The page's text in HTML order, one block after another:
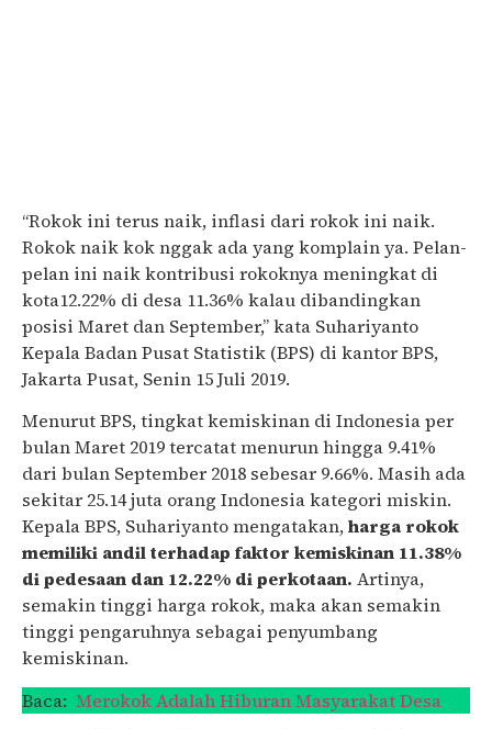
“Rokok ini terus naik, inflasi dari rokok ini naik.
Rokok naik kok nggak ada yang komplain ya. Pelan-
pelan ini naik kontribusi rokoknya meningkat di
kota12.22% di desa 11.36% kalau dibandingkan
posisi Maret dan September,” kata Suhariyanto
Kepala Badan Pusat Statistik (BPS) di kantor BPS,
Jakarta Pusat, Senin 15 Juli 2019.
Menurut BPS, tingkat kemiskinan di Indonesia per
bulan Maret 2019 tercatat menurun hingga 9.41%
dari bulan September 2018 sebesar 9.66%. Masih ada
sekitar 25.14 juta orang Indonesia kategori miskin.
Kepala BPS, Suhariyanto mengatakan,harga rokok
memiliki andil terhadap faktor kemiskinan 11.38%
di pedesaan dan 12.22% di perkotaan. Artinya,
semakin tinggi harga rokok, maka akan semakin
tinggi pengaruhnya sebagai penyumbang
kemiskinan.
Baca: Merokok Adalah Hiburan Masyarakat Desa